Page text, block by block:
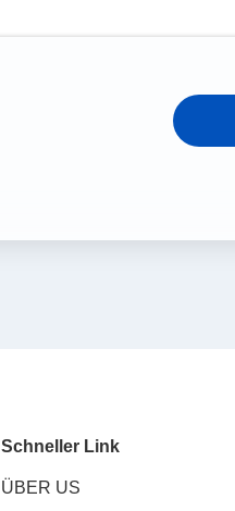
Schneller Link
ÜBER US